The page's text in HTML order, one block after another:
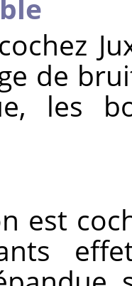
de
les
est